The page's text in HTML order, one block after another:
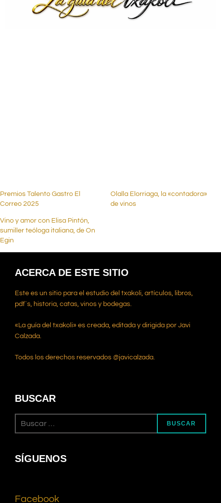
Premios Talento Gastro El
Correo 2025
Olalla Elorriaga, la «contadora»
de vinos
Vino y amor con Elisa Pintón,
sumiller teóloga italiana, de On
Egin
ACERCA DE ESTE SITIO
Este es un sitio para el estudio del txakoli, artículos, libros,
pdf`s, historia, catas, vinos y bodegas.
«La guía del txakoli» es creada, editada y dirigida por Javi
Calzada.
Todos los derechos reservados @javicalzada.
BUSCAR
BUSCAR
SÍGUENOS
Facebook